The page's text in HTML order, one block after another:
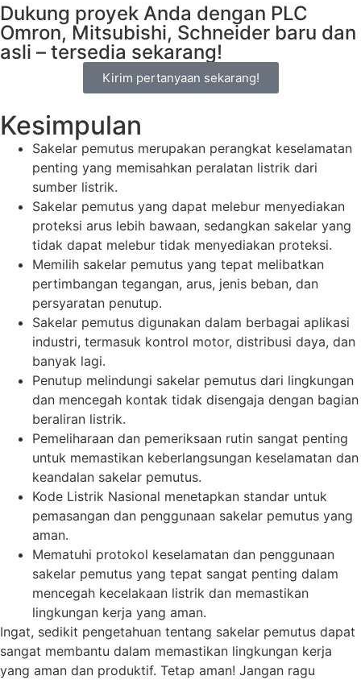
Dukung proyek Anda dengan PLC
Omron, Mitsubishi, Schneider baru dan
asli – tersedia sekarang!
Kirim pertanyaan sekarang!
Kesimpulan
Sakelar pemutus merupakan perangkat keselamatan
penting yang memisahkan peralatan listrik dari
sumber listrik.
Sakelar pemutus yang dapat melebur menyediakan
proteksi arus lebih bawaan, sedangkan sakelar yang
tidak dapat melebur tidak menyediakan proteksi.
Memilih sakelar pemutus yang tepat melibatkan
pertimbangan tegangan, arus, jenis beban, dan
persyaratan penutup.
Sakelar pemutus digunakan dalam berbagai aplikasi
industri, termasuk kontrol motor, distribusi daya, dan
banyak lagi.
Penutup melindungi sakelar pemutus dari lingkungan
dan mencegah kontak tidak disengaja dengan bagian
beraliran listrik.
Pemeliharaan dan pemeriksaan rutin sangat penting
untuk memastikan keberlangsungan keselamatan dan
keandalan sakelar pemutus.
Kode Listrik Nasional menetapkan standar untuk
pemasangan dan penggunaan sakelar pemutus yang
aman.
Mematuhi protokol keselamatan dan penggunaan
sakelar pemutus yang tepat sangat penting dalam
mencegah kecelakaan listrik dan memastikan
lingkungan kerja yang aman.
Ingat, sedikit pengetahuan tentang sakelar pemutus dapat
sangat membantu dalam memastikan lingkungan kerja
yang aman dan produktif. Tetap aman! Jangan ragu